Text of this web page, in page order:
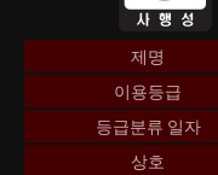
제명
이용등급
등급분류 일자
상호